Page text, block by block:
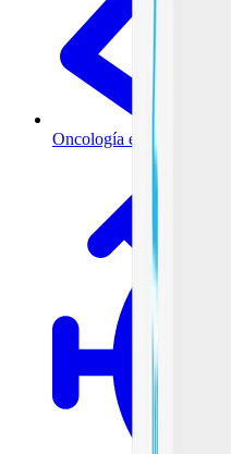
Oncología e inmunoterapia